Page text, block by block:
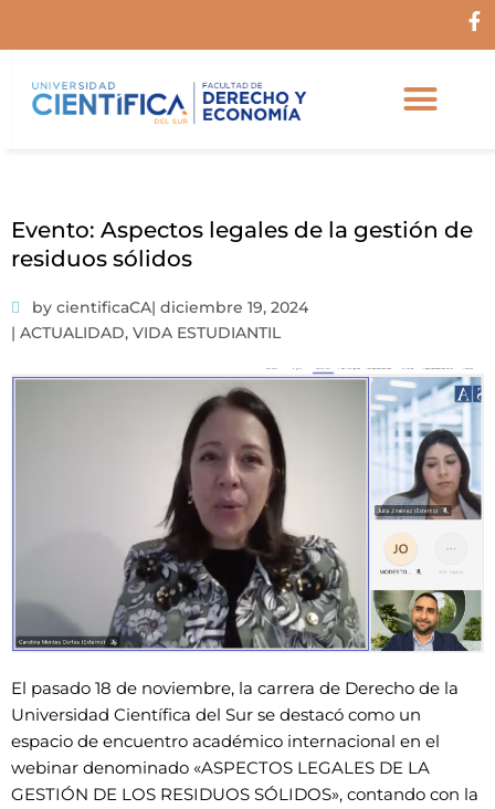
F
Evento: Aspectos legales de la gestión de
residuos sólidos
by cientificaCA| diciembre 19, 2024
| ACTUALIDAD, VIDA ESTUDIANTIL
El pasado 18 de noviembre, la carrera de Derecho de la
Universidad Científica del Sur se destacó como un
espacio de encuentro académico internacional en el
webinar denominado «ASPECTOS LEGALES DE LA
GESTIÓN DE LOS RESIDUOS SÓLIDOS», contando con la